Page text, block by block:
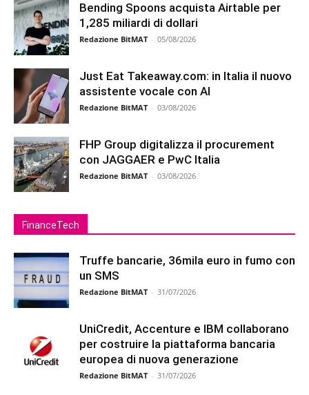
Bending Spoons acquista Airtable per
1,285 miliardi di dollari
Redazione BitMAT - 05/08/2026
Just Eat Takeaway.com: in Italia il nuovo
assistente vocale con AI
Redazione BitMAT - 03/08/2026
FHP Group digitalizza il procurement
con JAGGAER e PwC Italia
Redazione BitMAT - 03/08/2026
FinanceTech
Truffe bancarie, 36mila euro in fumo con
un SMS
Redazione BitMAT - 31/07/2026
UniCredit, Accenture e IBM collaborano
per costruire la piattaforma bancaria
europea di nuova generazione
Redazione BitMAT - 31/07/2026